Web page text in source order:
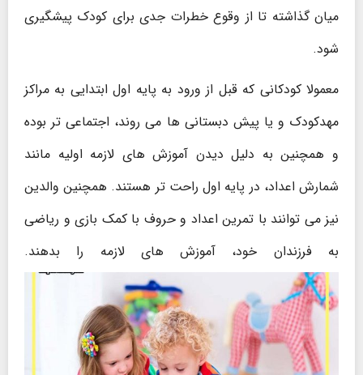
میان گذاشته تا از وقوع خطرات جدی برای کودک پیشگیری
شود.
معمولا کودکانی که قبل از ورود به پایه اول ابتدایی به مراکز
مهدکودک و یا پیش دبستانی ها می روند، اجتماعی تر بوده
و همچنین به دلیل دیدن آموزش های لازمه اولیه مانند
شمارش اعداد، در پایه اول راحت تر هستند. همچنین والدین
نیز می توانند با تمرین اعداد و حروف با کمک بازی و ریاضی
به فرزندان خود، آموزش های لازمه را بدهند.